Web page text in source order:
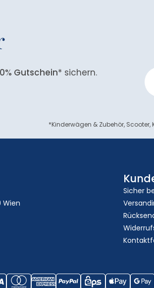
Gutschein* sichern.
*Kinderwägen & Zubehör,
Wien
Sicher